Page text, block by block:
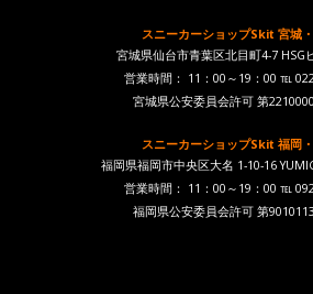
スニーカーショップSkit 宮城
宮城県仙台市青葉区北目町4-7 HSG
営業時間： 11：00～19：00 ℡
宮城県公安委員会許可 第
スニーカーショップSkit 福岡
福岡県福岡市中央区大名 1-10-16
営業時間： 11：00～19：00 ℡
福岡県公安委員会許可 第